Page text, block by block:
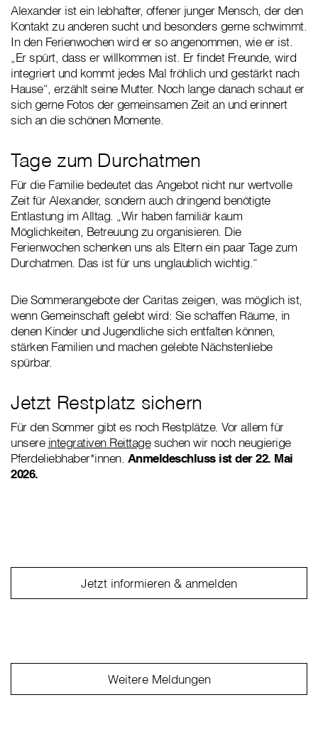
Alexander ist ein lebhafter, offener junger Mensch, der den
Kontakt zu anderen sucht und besonders gerne schwimmt.
In den Ferienwochen wird er so angenommen, wie er ist.
„Er spürt, dass er willkommen ist. Er findet Freunde, wird
integriert und kommt jedes Mal fröhlich und gestärkt nach
Hause“, erzählt seine Mutter. Noch lange danach schaut er
sich gerne Fotos der gemeinsamen Zeit an und erinnert
sich an die schönen Momente.
Tage zum Durchatmen
Für die Familie bedeutet das Angebot nicht nur wertvolle
Zeit für Alexander, sondern auch dringend benötigte
Entlastung im Alltag. „Wir haben familiär kaum
Möglichkeiten, Betreuung zu organisieren. Die
Ferienwochen schenken uns als Eltern ein paar Tage zum
Durchatmen. Das ist für uns unglaublich wichtig.“
Die Sommerangebote der Caritas zeigen, was möglich ist,
wenn Gemeinschaft gelebt wird: Sie schaffen Räume, in
denen Kinder und Jugendliche sich entfalten können,
stärken Familien und machen gelebte Nächstenliebe
spürbar.
Jetzt Restplatz sichern
Für den Sommer gibt es noch Restplätze. Vor allem für
unsere integrativen Reittagesuchen wir noch neugierige
Pferdeliebhaber*innen. Anmeldeschluss ist der 22. Mai
2026.
Jetzt informieren & anmelden
Weitere Meldungen